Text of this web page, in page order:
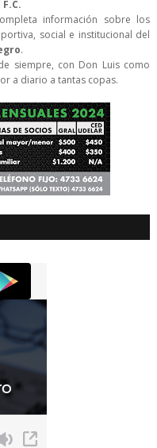
información sobre los
social e institucional del
.
siempre, con Don Luis como
a diario a tantas copas.